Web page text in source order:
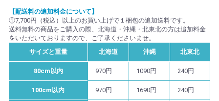
【配送料の追加料金について】
①7,700円（税込）以上のお買い上げで１梱包の追加送料です。
送料無料の商品をご購入の際、北海道・沖縄・北東北の方は追加料金
をいただいておりますので、ご了承くださいませ。
サイズと重量
北海道 沖縄 北東北
80cm以内 970円 1090円 240円
100cm以内 970円 1690円 240円